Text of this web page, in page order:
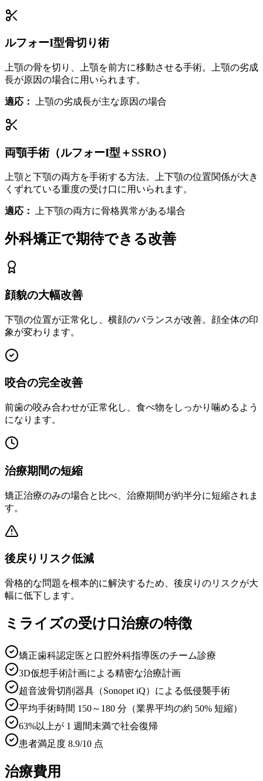
ルフォーI型骨切り術
上顎の骨を切り、上顎を前方に移動させる手術。上顎の劣成
長が原因の場合に用いられます。
適応： 上顎の劣成長が主な原因の場合
両顎手術（ルフォーI型＋SSRO）
上顎と下顎の両方を手術する方法。上下顎の位置関係が大き
くずれている重度の受け口に用いられます。
適応： 上下顎の両方に骨格異常がある場合
外科矯正で期待できる改善
顔貌の大幅改善
下顎の位置が正常化し、横顔のバランスが改善。顔全体の印
象が変わります。
咬合の完全改善
前歯の咬み合わせが正常化し、食べ物をしっかり噛めるよう
になります。
治療期間の短縮
矯正治療のみの場合と比べ、治療期間が約半分に短縮されま
す。
後戻りリスク低減
骨格的な問題を根本的に解決するため、後戻りのリスクが大
幅に低下します。
ミライズの受け口治療の特徴
矯正歯科認定医と口腔外科指導医のチーム診療
3D仮想手術計画による精密な治療計画
超音波骨切削器具（Sonopet iQ）による低侵襲手術
平均手術時間 150～180 分（業界平均の約 50% 短縮）
63%以上が 1 週間未満で社会復帰
患者満足度 8.9/10 点
治療費用